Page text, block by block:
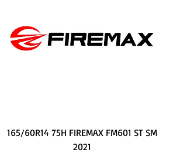
165/60R14 75H FIREMAX FM601 ST SM
2021